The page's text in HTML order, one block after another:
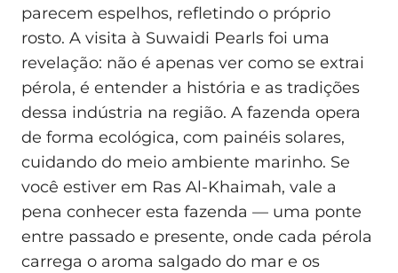
parecem espelhos, refletindo o próprio
rosto. A visita à Suwaidi Pearls foi uma
revelação: não é apenas ver como se extrai
pérola, é entender a história e as tradições
dessa indústria na região. A fazenda opera
de forma ecológica, com painéis solares,
cuidando do meio ambiente marinho. Se
você estiver em Ras Al-Khaimah, vale a
pena conhecer esta fazenda — uma ponte
entre passado e presente, onde cada pérola
carrega o aroma salgado do mar e os